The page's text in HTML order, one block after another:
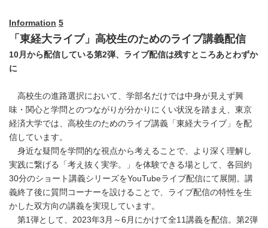
Information 5
「東経大ライブ」高校生のためのライブ講義配信
10 月から配信している第2弾、ライブ配信は残すところあとわずか
に
高校生の進路選択において、学部名だけでは中身が見えず興
味・関心と学問とのつながりが分かりにくい状況を踏まえ、東京
経済大学では、高校生のためのライブ講義「東経大ライブ」を配
信しています。
身近な疑問を学問的な視点から考えることで、より深く理解し
実践に繋げる「考え抜く実学。」を体験できる場として、各回約
30分のショート講義シリーズをYouTubeライブ配信にて展開。講
義終了後に質問コーナーを設けることで、ライブ配信の特性を生
かした双方向の講義を実現しています。
第1弾として、2023年3月～6月にかけて全11講義を配信。第2弾